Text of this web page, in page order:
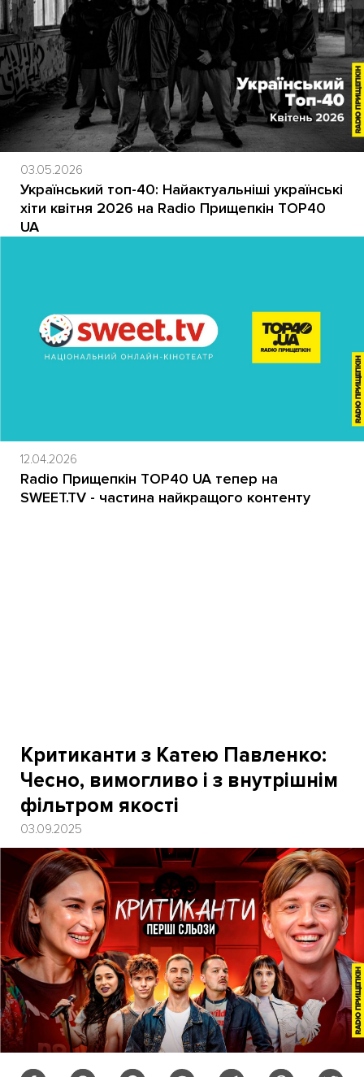
03.05.2026
Український топ-40: Найактуальніші українські
хіти квітня 2026 на Radio Прищепкін TOP40
UA
12.04.2026
Radio Прищепкін TOP40 UA тепер на
SWEET.TV - частина найкращого контенту
Критиканти з Катею Павленко:
Чесно, вимогливо і з внутрішнім
фільтром якості
03.09.2025